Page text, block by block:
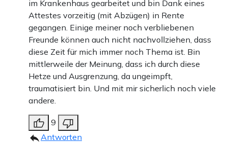
im Krankenhaus gearbeitet und bin Dank eines
Attestes vorzeitig (mit Abzügen) in Rente
gegangen. Einige meiner noch verbliebenen
Freunde können auch nicht nachvollziehen, dass
diese Zeit für mich immer noch Thema ist. Bin
mittlerweile der Meinung, dass ich durch diese
Hetze und Ausgrenzung, da ungeimpft,
traumatisiert bin. Und mit mir sicherlich noch viele
andere.
9
Antworten